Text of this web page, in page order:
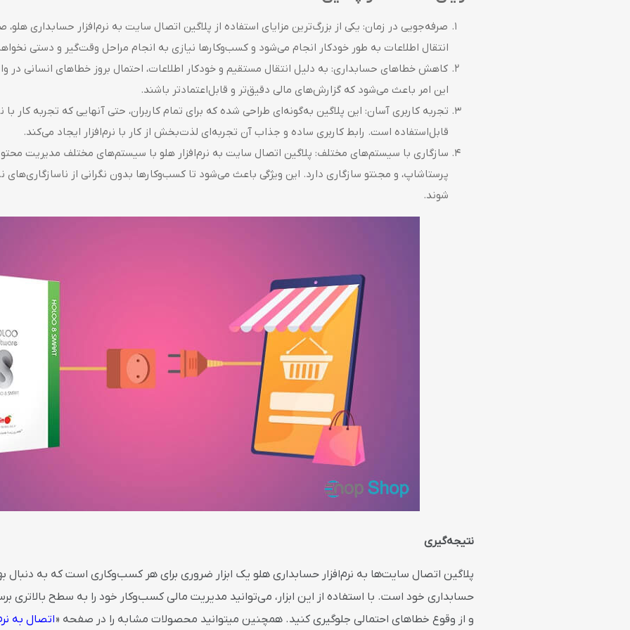
صرفه‌جویی در زمان: یکی از بزرگ‌ترین مزایای استفاده از پلاگین اتصال سایت به نرم‌افزار حسابداری
انتقال اطلاعات به طور خودکار انجام می‌شود و کسب‌وکارها نیازی به انجام مراحل وقت‌گیر و دستی
کاهش خطاهای حسابداری: به دلیل انتقال مستقیم و خودکار اطلاعات، احتمال بروز خطاهای انسانی در
این امر باعث می‌شود که گزارش‌های مالی دقیق‌تر و قابل‌اعتمادتر باشند.
تجربه کاربری آسان: این پلاگین به‌گونه‌ای طراحی شده که برای تمام کاربران، حتی آنهایی که تجربه کار با
قابل‌استفاده است. رابط کاربری ساده و جذاب آن تجربه‌ای لذت‌بخش از کار با نرم‌افزار ایجاد می‌کند.
پرستاشاپ، و مجنتو سازگاری دارد. این ویژگی باعث می‌شود تا کسب‌وکارها بدون نگرانی از ناسازگاری‌های
شوند.
نتیجه‌گیری
پلاگین اتصال سایت‌ها به نرم‌افزار حسابداری هلو یک ابزار ضروری برای هر کسب‌وکاری است که به دنبال
حسابداری خود است. با استفاده از این ابزار، می‌توانید مدیریت مالی کسب‌وکار خود را به سطح بالاتری
و از وقوع خطاهای احتمالی جلوگیری کنید. همچنین میتوانید محصولات مشابه را در صفحه «اتصال به